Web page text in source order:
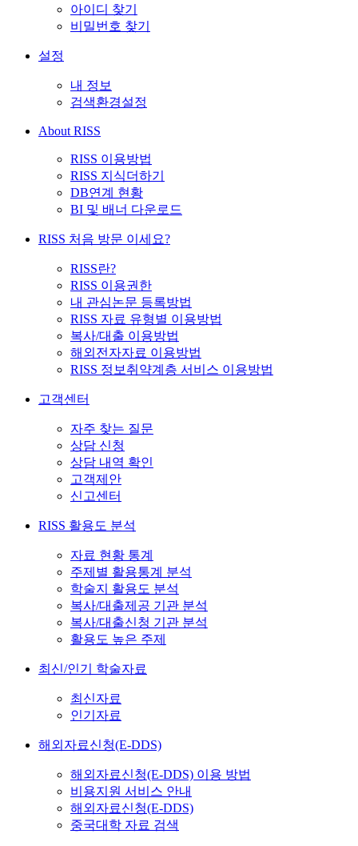
아이디 찾기
비밀번호 찾기
설정
내 정보
검색환경설정
About RISS
RISS 이용방법
RISS 지식더하기
DB연계 현황
BI 및 배너 다운로드
RISS 처음 방문 이세요?
RISS란?
RISS 이용권한
내 관심논문 등록방법
RISS 자료 유형별 이용방법
복사/대출 이용방법
해외전자자료 이용방법
RISS 정보취약계층 서비스 이용방법
고객센터
자주 찾는 질문
상담 신청
상담 내역 확인
고객제안
신고센터
RISS 활용도 분석
자료 현황 통계
주제별 활용통계 분석
학술지 활용도 분석
복사/대출제공 기관 분석
복사/대출신청 기관 분석
활용도 높은 주제
최신/인기 학술자료
최신자료
인기자료
해외자료신청(E-DDS)
해외자료신청(E-DDS) 이용 방법
비용지원 서비스 안내
해외자료신청(E-DDS)
중국대학 자료 검색